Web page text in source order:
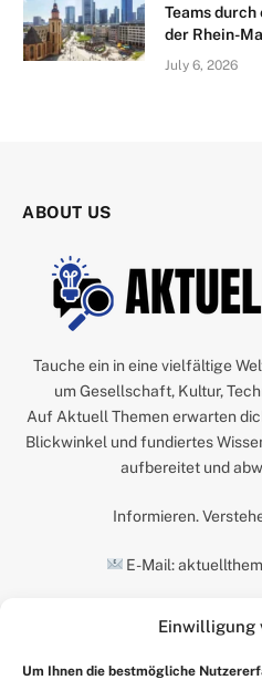
Einwilligung
Um Ihnen die bestmögliche
Teams
der Rhein-
July 6, 2026
ABOUT US
Tauche ein in eine vielfältige
um Gesellschaft, Kultur,
Auf Aktuell Themen erwarten
Blickwinkel und fundiertes
aufbereitet und
Informieren.
E-Mail: